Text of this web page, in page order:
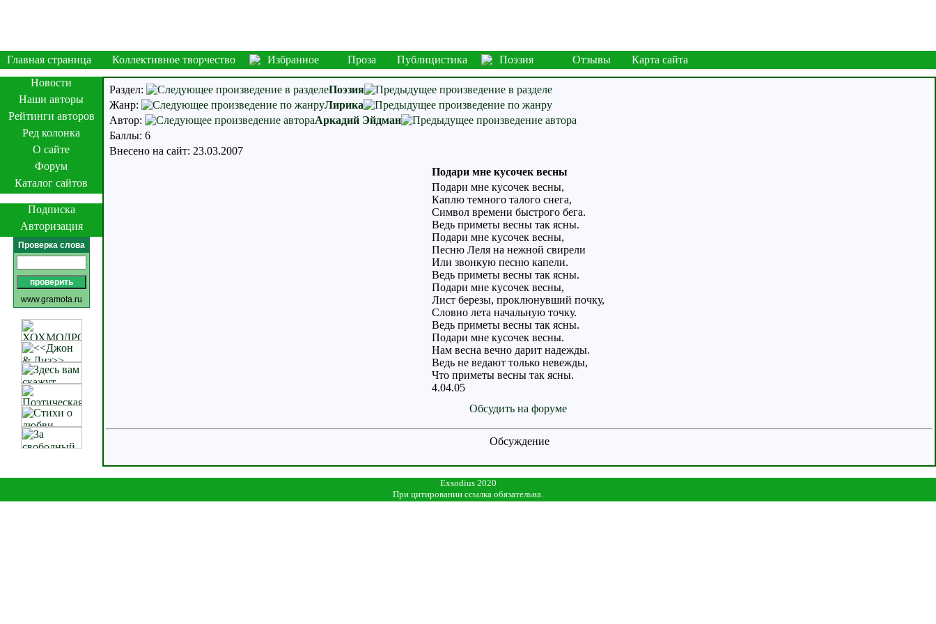
Главная страница Коллективное творчество Избранное Проза Публицистика Поэзия Отзывы
Карта сайта
Новости
Наши авторы
Рейтинги авторов
Ред колонка
О сайте
Форум
Каталог сайтов
Подписка
Авторизация
Проверка слова
www.gramota.ru
Раздел:
Поэзия
Жанр:
Лирика
Автор:
Аркадий Эйдман
Баллы: 6
Внесено на сайт: 23.03.2007
Подари мне кусочек весны
Подари мне кусочек весны,
Каплю темного талого снега,
Символ времени быстрого бега.
Ведь приметы весны так ясны.
Подари мне кусочек весны,
Песню Леля на нежной свирели
Или звонкую песню капели.
Ведь приметы весны так ясны.
Подари мне кусочек весны,
Лист березы, проклюнувший почку,
Словно лета начальную точку.
Ведь приметы весны так ясны.
Подари мне кусочек весны.
Нам весна вечно дарит надежды.
Ведь не ведают только невежды,
Что приметы весны так ясны.
4.04.05
Обсудить на форуме
Обсуждение
Exsodius 2020
При цитировании ссылка обязательна.